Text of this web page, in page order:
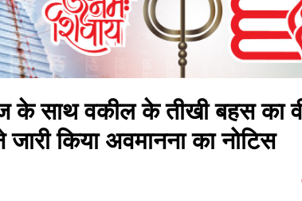
के साथ वकील के तीखी बहस का
किया अवमानना का नोटिस